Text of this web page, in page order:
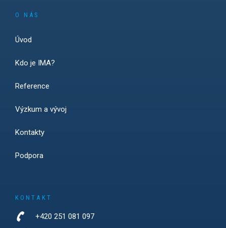
O NÁS
Úvod
Kdo je IMA?
Reference
Výzkum a vývoj
Kontakty
Podpora
KONTAKT
+420 251 081 097